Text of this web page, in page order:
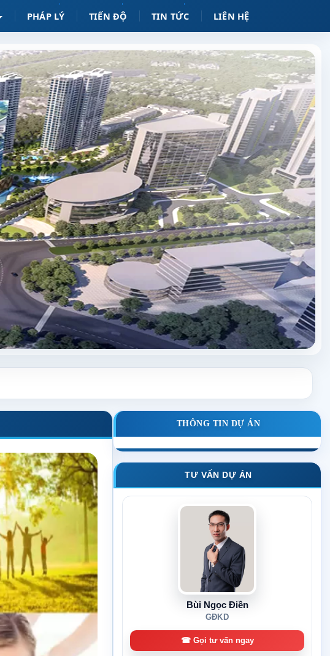
PHÁP LÝ TIẾN ĐỘ TIN TỨC LIÊN HỆ
THÔNG TIN DỰ ÁN
TƯ VẤN DỰ ÁN
Bùi Ngọc Điền
GĐKD
☎ Gọi tư vấn ngay